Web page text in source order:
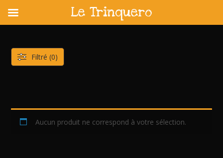
content
Aucun produit ne correspond à votre sélection.
Filtré (0)
Le Trinquero